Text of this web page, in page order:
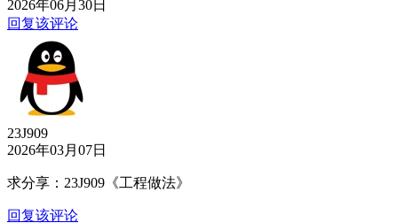
2026年06月30日
回复该评论
23J909
2026年03月07日
求分享：23J909《工程做法》
回复该评论